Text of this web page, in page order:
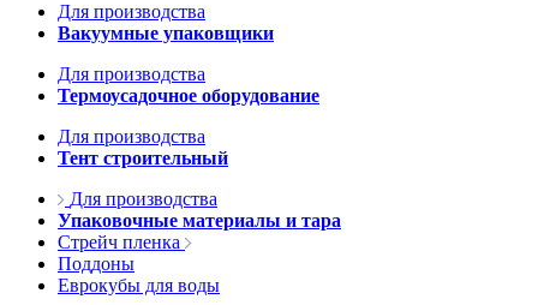
Для производства
Вакуумные упаковщики
Для производства
Термоусадочное оборудование
Для производства
Тент строительный
Для производства
Упаковочные материалы и тара
Стрейч пленка
Поддоны
Еврокубы для воды